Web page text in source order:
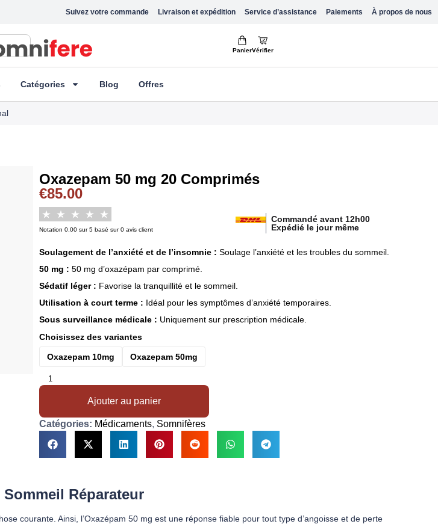
Suivez votre commande Livraison et expédition Service d’assistance Paiements À propos de nous
PanierVérifier
Catégories Blog Offres
Oxazepam 50 mg 20 Comprimés
€85.00
Notation 0.00 sur 5 basé sur 0 avis client
Commandé avant 12h00
Expédié le jour même
Soulagement de l’anxiété et de l’insomnie : Soulage l’anxiété et les troubles du sommeil.
50 mg : 50 mg d’oxazépam par comprimé.
Sédatif léger : Favorise la tranquillité et le sommeil.
Utilisation à court terme : Idéal pour les symptômes d’anxiété temporaires.
Sous surveillance médicale : Uniquement sur prescription médicale.
Choisissez des variantes
Oxazepam 10mg Oxazepam 50mg
Ajouter au panier
Catégories: Médicaments, Somnifères
Réparateur
courante. Ainsi, l’Oxazépam 50 mg est une réponse fiable pour tout type d’angoisse et de perte